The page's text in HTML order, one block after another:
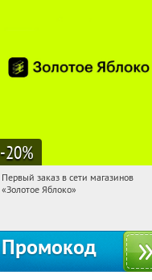
-20%
21:15:13
Получи первым!
Первый заказ в сети магазинов
«Золотое Яблоко»
Промокод